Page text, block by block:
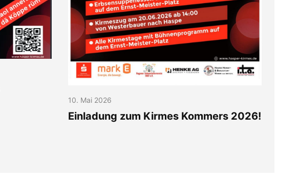
10. Mai 2026
Einladung zum Kirmes Kommers 2026!